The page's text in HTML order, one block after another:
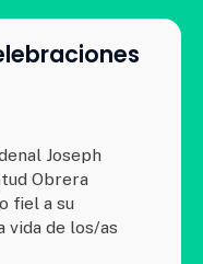
Joseph
Obrera
fiel a su
de los/as